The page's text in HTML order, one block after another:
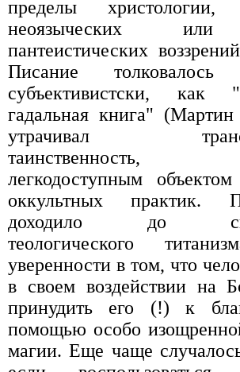
пределы
неоязыческих или
пантеистических
Писание толковалось
субъективистски, как
гадальная книга"
утрачивал
таинственность,
легкодоступным
оккультных практик.
доходило до
теологического
уверенности в том, что
в своем воздействии на
принудить его (!) к
помощью особо
магии. Еще чаще